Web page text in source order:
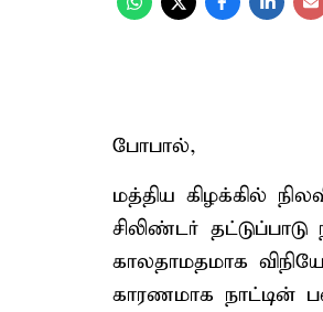
போபால்,
மத்திய கிழக்கில்
சிலிண்டர்
காலதாமதமாக
காரணமாக நாட்டின்